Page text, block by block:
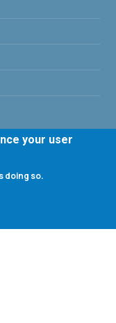
your user
doing so.